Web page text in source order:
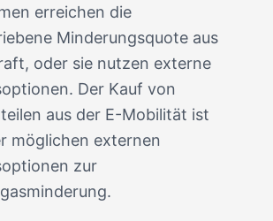
erreichen die
Minderungsquote aus
oder sie nutzen externe
Der Kauf von
aus der E-Mobilität ist
möglichen externen
zur